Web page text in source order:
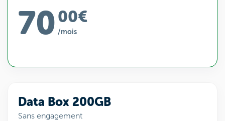
7000€
/mois
Data Box 200GB
Sans engagement